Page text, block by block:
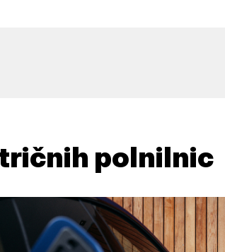
polnilnic